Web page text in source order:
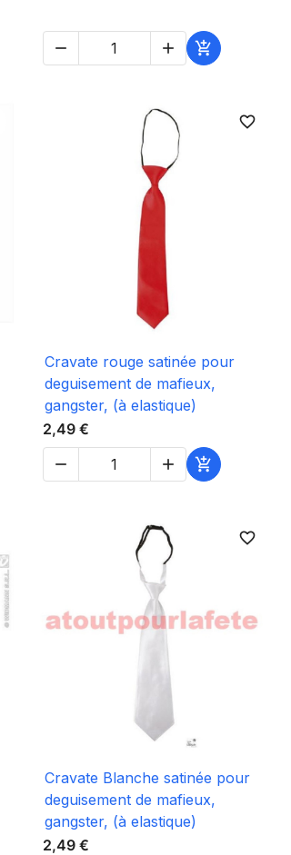
  
Aperçu rapide
favorite_border
Cravate rouge satinée pour
deguisement de mafieux,
gangster, (à elastique)
2,49 €

 
Aperçu rapide
favorite_border
Cravate Blanche satinée pour
deguisement de mafieux,
gangster, (à elastique)
2,49 €